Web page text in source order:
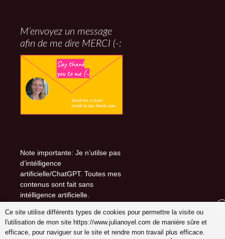
M’envoyez un message
afin de me dire MERCI (-:
Note importante: Je n’utilse pas
d’intélligence
artificielle/ChatGPT. Toutes mes
contenus sont fait sans
intélligence artificielle.
Ce site utilise différents types de cookies pour permettre la visite ou
l'utilisation de mon site https://www.julianoyel.com de manière sûre et
efficace, pour naviguer sur le site et rendre mon travail plus efficace.